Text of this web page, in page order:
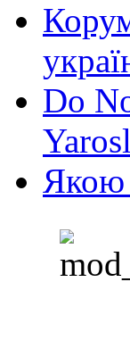
Do
Якою